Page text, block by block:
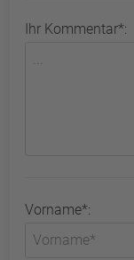
Ihr Kommentar*:
Vorname*: